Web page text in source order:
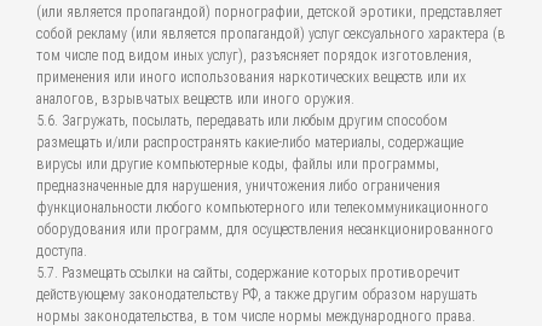
(или является пропагандой) порнографии, детской эротики, представляет
собой рекламу (или является пропагандой) услуг сексуального характера (в
том числе под видом иных услуг), разъясняет порядок изготовления,
применения или иного использования наркотических веществ или их
аналогов, взрывчатых веществ или иного оружия.
5.6. Загружать, посылать, передавать или любым другим способом
размещать и/или распространять какие-либо материалы, содержащие
вирусы или другие компьютерные коды, файлы или программы,
предназначенные для нарушения, уничтожения либо ограничения
функциональности любого компьютерного или телекоммуникационного
оборудования или программ, для осуществления несанкционированного
доступа.
5.7. Размещать ссылки на сайты, содержание которых противоречит
действующему законодательству РФ, а также другим образом нарушать
нормы законодательства, в том числе нормы международного права.